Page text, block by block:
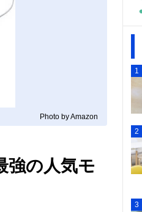
Photo by Amazon
強の人気モ
1
2
3